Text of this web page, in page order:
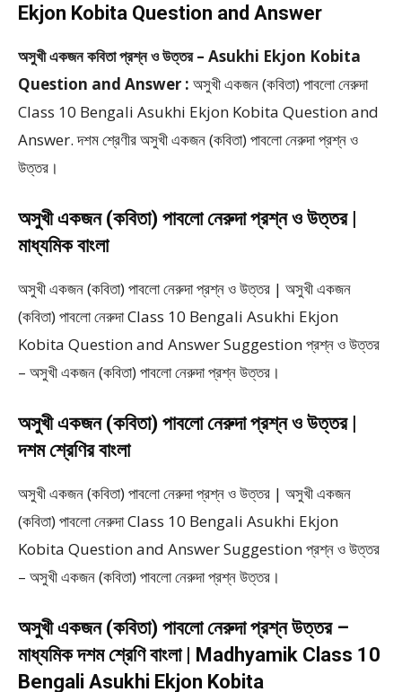
Ekjon Kobita Question and Answer
অসুখী একজন কবিতা প্রশ্ন ও উত্তর – Asukhi Ekjon Kobita
Question and Answer : অসুখী একজন (কবিতা) পাবলো নেরুদা
Class 10 Bengali Asukhi Ekjon Kobita Question and
Answer. দশম শ্রেণীর অসুখী একজন (কবিতা) পাবলো নেরুদা প্রশ্ন ও
উত্তর।
অসুখী একজন (কবিতা) পাবলো নেরুদা প্রশ্ন ও উত্তর |
মাধ্যমিক বাংলা
অসুখী একজন (কবিতা) পাবলো নেরুদা প্রশ্ন ও উত্তর | অসুখী একজন
(কবিতা) পাবলো নেরুদা Class 10 Bengali Asukhi Ekjon
Kobita Question and Answer Suggestion প্রশ্ন ও উত্তর
– অসুখী একজন (কবিতা) পাবলো নেরুদা প্রশ্ন উত্তর।
অসুখী একজন (কবিতা) পাবলো নেরুদা প্রশ্ন ও উত্তর |
দশম শ্রেণির বাংলা
অসুখী একজন (কবিতা) পাবলো নেরুদা প্রশ্ন ও উত্তর | অসুখী একজন
(কবিতা) পাবলো নেরুদা Class 10 Bengali Asukhi Ekjon
Kobita Question and Answer Suggestion প্রশ্ন ও উত্তর
– অসুখী একজন (কবিতা) পাবলো নেরুদা প্রশ্ন উত্তর।
অসুখী একজন (কবিতা) পাবলো নেরুদা প্রশ্ন উত্তর –
মাধ্যমিক দশম শ্রেণি বাংলা | Madhyamik Class 10
Bengali Asukhi Ekjon Kobita